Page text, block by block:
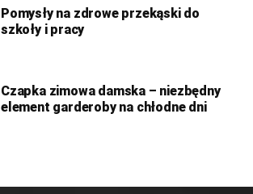
Pomysły na zdrowe przekąski do
szkoły i pracy
Czapka zimowa damska – niezbędny
element garderoby na chłodne dni